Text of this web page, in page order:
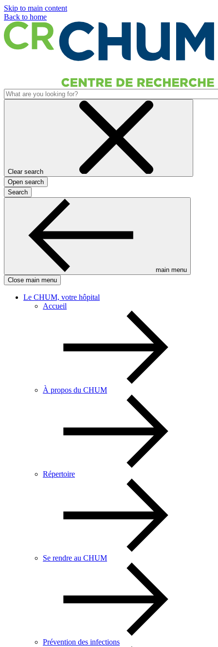
Skip to main content
Back to home
Clear search
Open search
Search
main menu
Close main menu
Le CHUM, votre hôpital
Accueil
À propos du CHUM
Répertoire
Se rendre au CHUM
Prévention des infections